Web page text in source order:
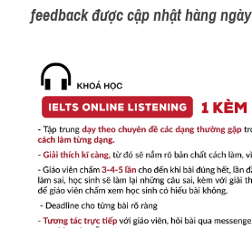
feedback được cập nhật hàng ngày